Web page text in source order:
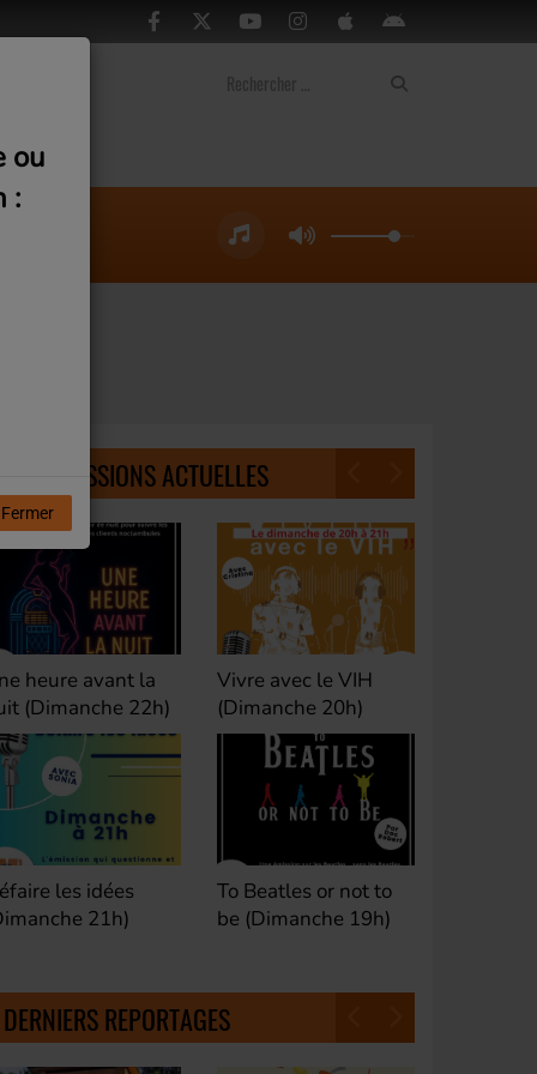
NOS ÉMISSIONS ACTUELLES
avec le VIH
20h)
Beatles or not to
(Dimanche 19h)
Club M's le Mix by
David (Lundi, jeudi et
samedi 23h)
Fan de Funk (Samedi
21h)
DERNIERS REPORTAGES
ou
:
Fermer